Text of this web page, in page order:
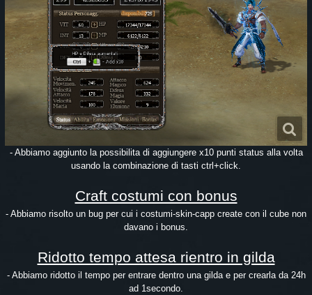
- Abbiamo aggiunto la possibilita di aggiungere x10 punti status alla volta
usando la combinazione di tasti ctrl+click.
Craft costumi con bonus
- Abbiamo risolto un bug per cui i costumi-skin-capp create con il cube non
davano i bonus.
Ridotto tempo attesa rientro in gilda
- Abbiamo ridotto il tempo per entrare dentro una gilda e per crearla da 24h
ad 1secondo.